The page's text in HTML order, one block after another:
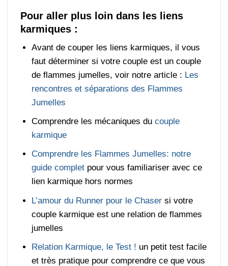
Pour aller plus loin dans les liens
karmiques :
Avant de couper les liens karmiques, il vous
faut déterminer si votre couple est un couple
de flammes jumelles, voir notre article : Les
rencontres et séparations des Flammes
Jumelles
Comprendre les mécaniques ducouple
karmique
Comprendre les Flammes Jumelles: notre
guide complet pour vous familiariser avec ce
lien karmique hors normes
L’amour du Runner pour le Chaser si votre
couple karmique est une relation de flammes
jumelles
Relation Karmique, le Test ! un petit test facile
et très pratique pour comprendre ce que vous